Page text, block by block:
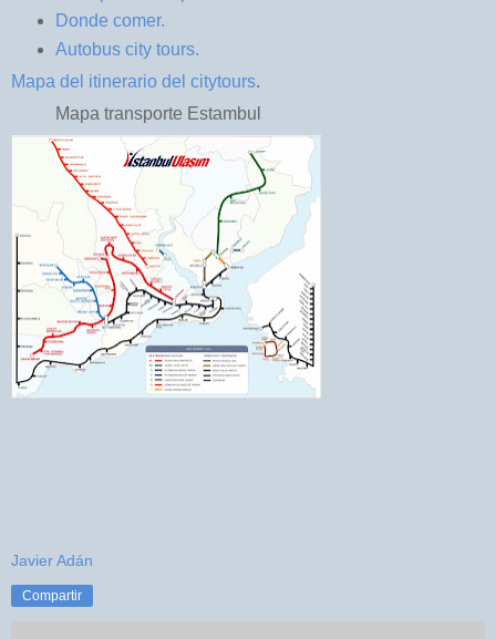
Donde comer.
Autobus city tours.
Mapa del itinerario del citytours.
Mapa transporte Estambul
Javier Adán
Compartir